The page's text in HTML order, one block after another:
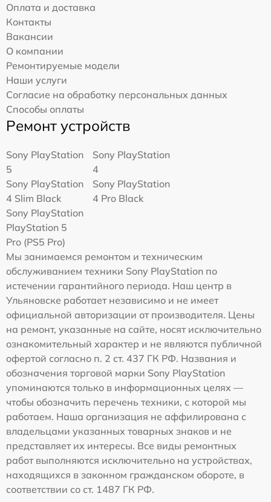
Оплата и доставка
Контакты
Вакансии
О компании
Ремонтируемые модели
Наши услуги
Согласие на обработку персональных данных
Способы оплаты
Ремонт устройств
Sony PlayStation
5
Sony PlayStation
4
Sony PlayStation
4 Slim Black
Sony PlayStation
4 Pro Black
Sony PlayStation
PlayStation 5
Pro (PS5 Pro)
Мы занимаемся ремонтом и техническим
обслуживанием техники Sony PlayStation по
истечении гарантийного периода. Наш центр в
Ульяновске работает независимо и не имеет
официальной авторизации от производителя. Цены
на ремонт, указанные на сайте, носят исключительно
ознакомительный характер и не являются публичной
офертой согласно п. 2 ст. 437 ГК РФ. Названия и
обозначения торговой марки Sony PlayStation
упоминаются только в информационных целях —
чтобы обозначить перечень техники, с которой мы
работаем. Наша организация не аффилирована с
владельцами указанных товарных знаков и не
представляет их интересы. Все виды ремонтных
работ выполняются исключительно на устройствах,
находящихся в законном гражданском обороте, в
соответствии со ст. 1487 ГК РФ.